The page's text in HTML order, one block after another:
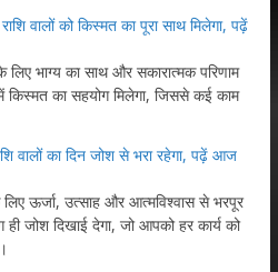
वालों को किस्मत का पूरा साथ मिलेगा, पढ़ें
भाग्य का साथ और सकारात्मक परिणाम
का सहयोग मिलेगा, जिससे कई काम
वालों का दिन जोश से भरा रहेगा, पढ़ें आज
ऊर्जा, उत्साह और आत्मविश्वास से भरपूर
जोश दिखाई देगा, जो आपको हर कार्य को